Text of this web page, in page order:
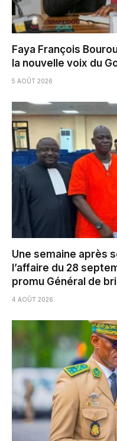
Faya François
la nouvelle voix du
5 AOÛT 2026
Une semaine après
l’affaire du 28
promu Général de
4 AOÛT 2026